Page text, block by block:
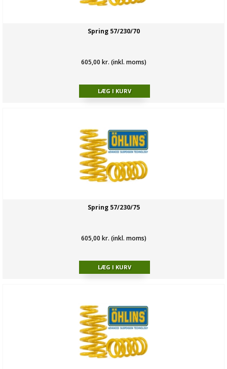
Spring 57/230/70
605,00 kr. (inkl. moms)
Spring 57/230/75
605,00 kr. (inkl. moms)